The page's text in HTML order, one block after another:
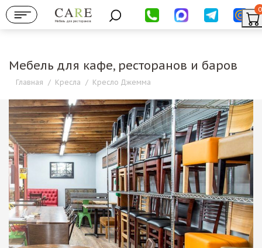
Мебель для ресторанов
0
Мебель для кафе, ресторанов и баров
Главная / Кресла / Кресло Джемма